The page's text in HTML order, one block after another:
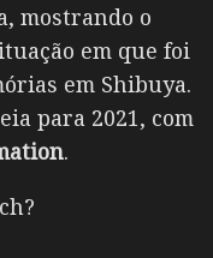
mostrando o
em que foi
em Shibuya.
para 2021, com
.